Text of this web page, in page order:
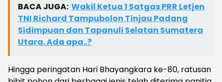
BACA JUGA: Wakil Ketua 1 Satgas PRR Letjen
TNI Richard Tampubolon Tinjau Padang
Sidimpuan dan Tapanuli Selatan Sumatera
Utara. Ada apa..?
Hingga peringatan Hari Bhayangkara ke-80, ratusan